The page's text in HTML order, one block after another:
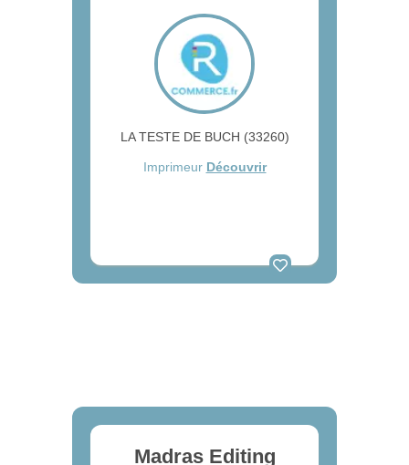
LA TESTE DE BUCH (33260)
Imprimeur Découvrir
Madras Editing